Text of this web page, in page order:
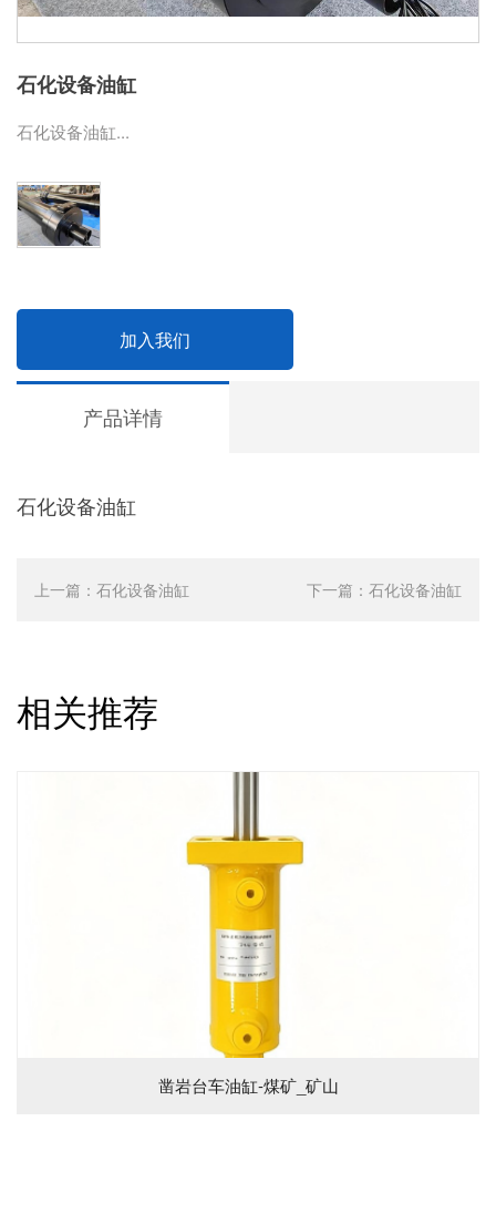
石化设备油缸
石化设备油缸...
加入我们
产品详情
石化设备油缸
上一篇： 石化设备油缸 下一篇： 石化设备油缸
相关推荐
凿岩台车油缸-煤矿_矿山